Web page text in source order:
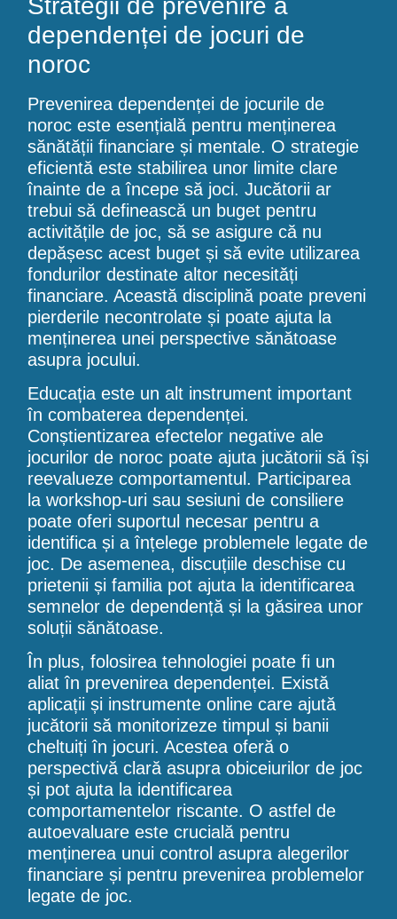
dependenței de jocuri de
noroc
Prevenirea dependenței de jocurile de
noroc este esențială pentru menținerea
sănătății financiare și mentale. O strategie
eficientă este stabilirea unor limite clare
înainte de a începe să joci. Jucătorii ar
trebui să definească un buget pentru
activitățile de joc, să se asigure că nu
depășesc acest buget și să evite utilizarea
fondurilor destinate altor necesități
financiare. Această disciplină poate preveni
pierderile necontrolate și poate ajuta la
menținerea unei perspective sănătoase
asupra jocului.
Educația este un alt instrument important
în combaterea dependenței.
Conștientizarea efectelor negative ale
jocurilor de noroc poate ajuta jucătorii să își
reevalueze comportamentul. Participarea
la workshop-uri sau sesiuni de consiliere
poate oferi suportul necesar pentru a
identifica și a înțelege problemele legate de
joc. De asemenea, discuțiile deschise cu
prietenii și familia pot ajuta la identificarea
semnelor de dependență și la găsirea unor
soluții sănătoase.
În plus, folosirea tehnologiei poate fi un
aliat în prevenirea dependenței. Există
aplicații și instrumente online care ajută
jucătorii să monitorizeze timpul și banii
cheltuiți în jocuri. Acestea oferă o
perspectivă clară asupra obiceiurilor de joc
și pot ajuta la identificarea
comportamentelor riscante. O astfel de
autoevaluare este crucială pentru
menținerea unui control asupra alegerilor
financiare și pentru prevenirea problemelor
legate de joc.